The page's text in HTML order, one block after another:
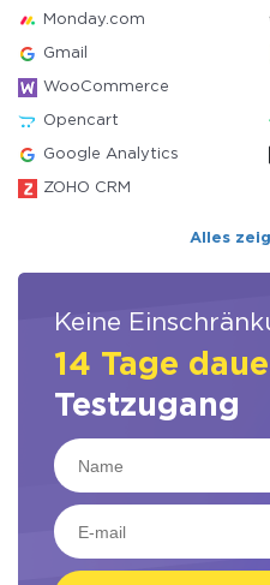
Monday.com
Gmail
WooCommerce
Opencart
Google Analytics
ZOHO CRM
Alles
Keine
14 Tage
Testzugang